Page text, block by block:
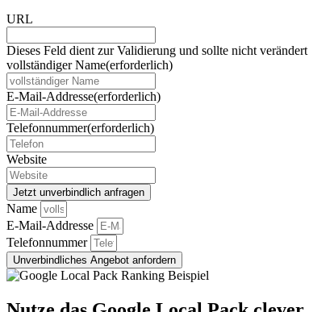
URL
Dieses Feld dient zur Validierung und sollte nicht
vollständiger Name(erforderlich)
E-Mail-Addresse(erforderlich)
Telefonnummer(erforderlich)
Website
Name
E-Mail-Addresse
Telefonnummer
Unverbindliches Angebot anfordern